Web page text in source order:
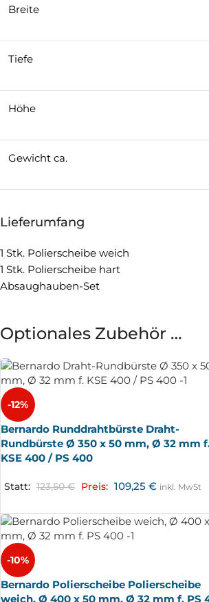
Breite
Tiefe
Höhe
Gewicht ca.
Lieferumfang
1 Stk. Polierscheibe weich
1 Stk. Polierscheibe hart
Absaughauben-Set
Optionales Zubehör …
-12%
Bernardo Runddrahtbürste Draht-
Rundbürste Ø 350 x 50 mm, Ø 32 mm
KSE 400 / PS 400
Statt: 123,50€ Preis: 109,25 € inkl. MwSt
-10%
Bernardo Polierscheibe Polierscheibe
weich, Ø 400 x 50 mm, Ø 32 mm f. PS